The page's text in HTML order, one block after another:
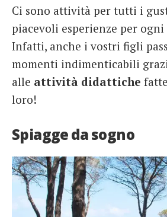
Ci sono attività per tutti i
piacevoli esperienze per
Infatti, anche i vostri figli
momenti indimenticabili
alle attività didattiche
loro!
Spiagge da sogno